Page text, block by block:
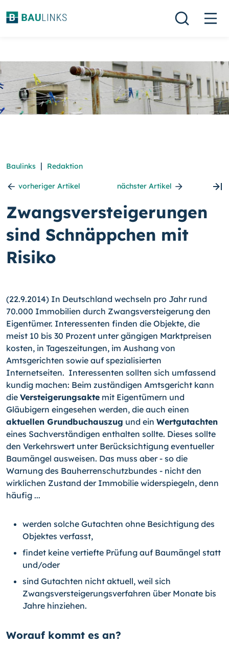
Baulinks | Redaktion
vorheriger Artikel nächster Artikel
Zwangsversteigerungen
sind Schnäppchen mit
Risiko
(22.9.2014) In Deutschland wechseln pro Jahr rund
70.000 Immobilien durch Zwangs­versteigerung den
Eigentümer. Interessenten finden die Objekte, die
meist 10 bis 30 Prozent unter gängigen Marktpreisen
kosten, in Tageszeitungen, im Aushang von
Amtsgerichten sowie auf spezialisierten
Internetseiten. Interessenten sollten sich umfassend
kundig machen: Beim zuständigen Amtsgericht kann
die Versteigerungs­akte mit Eigen­tümern und
Gläubigern eingesehen werden, die auch einen
aktuellen Grundbuchauszug und ein Wertgutachten
eines Sachverständigen enthalten sollte. Dieses sollte
den Verkehrswert unter Berücksichtigung eventueller
Baumängel auswei­sen. Das muss aber - so die
Warnung des Bauherrenschutzbundes - nicht den
wirkli­chen Zustand der Immobilie widerspiegeln, denn
häufig ...
werden solche Gutachten ohne Besichtigung des
Objektes verfasst,
findet keine vertiefte Prüfung auf Baumängel statt
und/oder
sind Gutachten nicht aktuell, weil sich
Zwangsversteigerungsverfahren über Monate bis
Jahre hinziehen.
Worauf kommt es an?